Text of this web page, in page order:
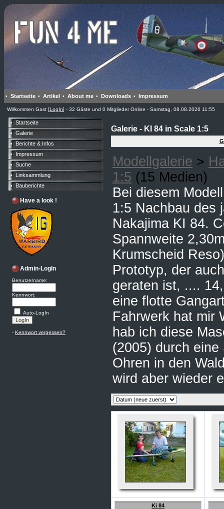
• Startseite • Artikel • About me • Downloads • Impressum
Willkommen Gast [LogIn] - 32 Gäste und 0 Mitglieder Online - Samstag, 08.08.2026 11:55
• Startseite
• Galerie
• Berichte & Infos
• Impressum
• Suche
• Linksammlung
• Bauberichte
Have a look !
Admin-LogIn
Benutzername:
Kennwort:
Auto-LogIn
- Kennwort vergessen?
Galerie - KI 84 in Scale 1:5
Modellgalerie >
1:5 (15 Medien)
Bei diesem
1:5 Nachbau des
Nakajima KI 84.
Spannweite
Krumscheid
Prototyp, der
geraten ist, ....
eine flotte
Fahrwerk hat mir
hab ich diese
(2005) durch
Ohren in den
wird aber wieder
Ki 84